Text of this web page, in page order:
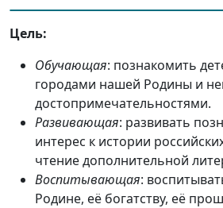
Цель:
Обучающая: познакомить
городами нашей Родины и
достопримечательностями.
Развивающая: развивать
интерес к истории
чтение дополнительной
Воспитывающая:
Родине, её богатству, её